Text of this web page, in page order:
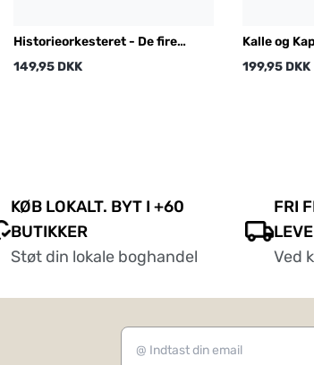
Historieorkesteret - De fire
årstider
149,95 DKK
Kalle og
199,95 DKK
KØB LOKALT. BYT I +60
BUTIKKER
Støt din lokale boghandel
FRI
Ved